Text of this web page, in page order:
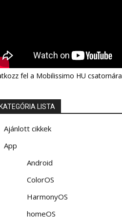
fel a Mobilissimo HU csatornára
LISTA
Ajánlott cikkek
App
Android
ColorOS
HarmonyOS
homeOS